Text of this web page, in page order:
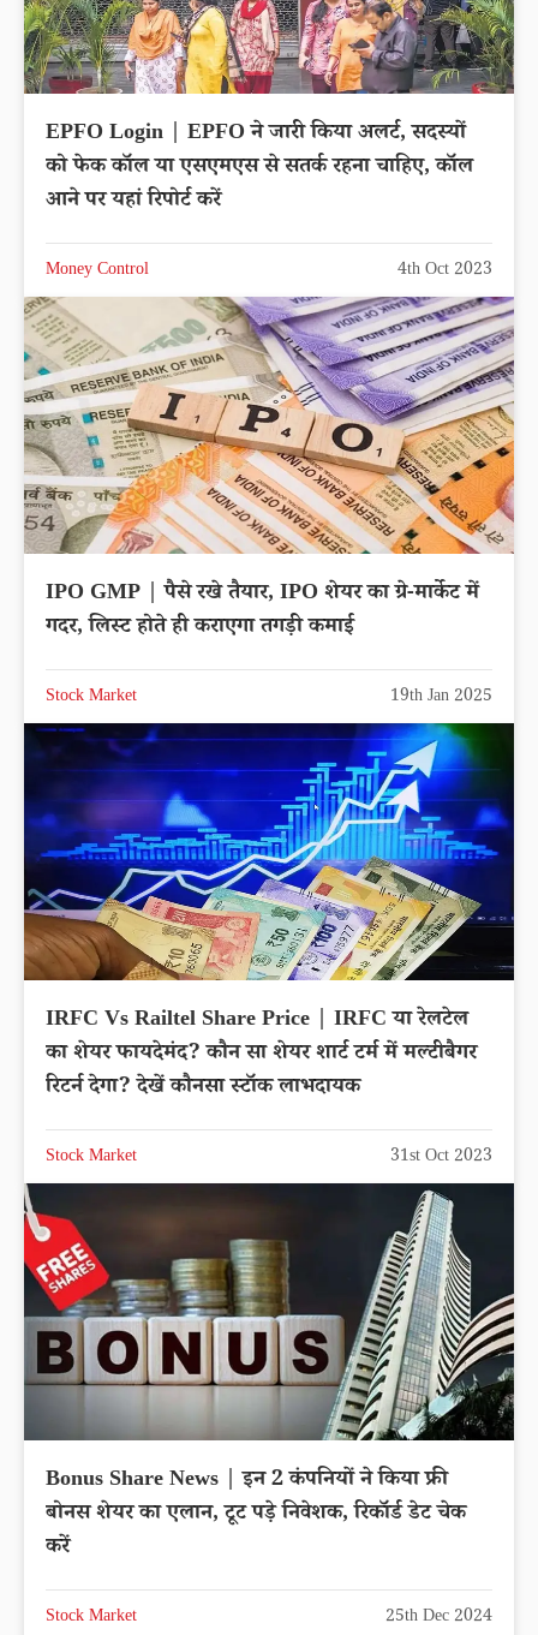
EPFO Login | EPFO ने जारी किया अलर्ट, सदस्यों
को फेक कॉल या एसएमएस से सतर्क रहना चाहिए, कॉल
आने पर यहां रिपोर्ट करें
Money Control 4th Oct 2023
IPO GMP | पैसे रखे तैयार, IPO शेयर का ग्रे-मार्केट में
गदर, लिस्ट होते ही कराएगा तगड़ी कमाई
Stock Market 19th Jan 2025
IRFC Vs Railtel Share Price | IRFC या रेलटेल
का शेयर फायदेमंद? कौन सा शेयर शार्ट टर्म में मल्टीबैगर
रिटर्न देगा? देखें कौनसा स्टॉक लाभदायक
Stock Market 31st Oct 2023
Bonus Share News | इन 2 कंपनियों ने किया फ्री
बोनस शेयर का एलान, टूट पड़े निवेशक, रिकॉर्ड डेट चेक
करें
Stock Market 25th Dec 2024